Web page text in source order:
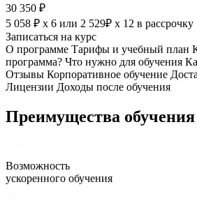
30 350 ₽
5 058 ₽ х 6 или 2 529₽ х 12 в рассрочку
Записаться на курс
О программе Тарифы и учебный план
программа? Что нужно для обучения
Отзывы Корпоративное обучение
Лицензии Доходы после обучения
Преимущества обучения
Возможность
ускоренного обучения